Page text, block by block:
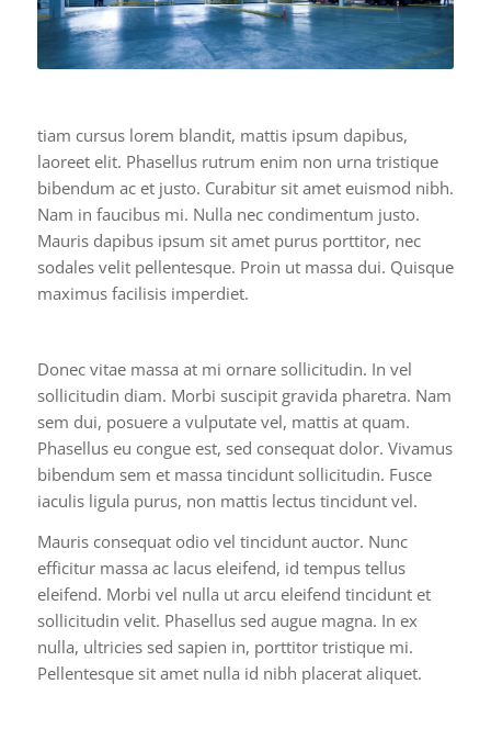
tiam cursus lorem blandit, mattis ipsum dapibus,
laoreet elit. Phasellus rutrum enim non urna tristique
bibendum ac et justo. Curabitur sit amet euismod nibh.
Nam in faucibus mi. Nulla nec condimentum justo.
Mauris dapibus ipsum sit amet purus porttitor, nec
sodales velit pellentesque. Proin ut massa dui. Quisque
maximus facilisis imperdiet.
Donec vitae massa at mi ornare sollicitudin. In vel
sollicitudin diam. Morbi suscipit gravida pharetra. Nam
sem dui, posuere a vulputate vel, mattis at quam.
Phasellus eu congue est, sed consequat dolor. Vivamus
bibendum sem et massa tincidunt sollicitudin. Fusce
iaculis ligula purus, non mattis lectus tincidunt vel.
Mauris consequat odio vel tincidunt auctor. Nunc
efficitur massa ac lacus eleifend, id tempus tellus
eleifend. Morbi vel nulla ut arcu eleifend tincidunt et
sollicitudin velit. Phasellus sed augue magna. In ex
nulla, ultricies sed sapien in, porttitor tristique mi.
Pellentesque sit amet nulla id nibh placerat aliquet.